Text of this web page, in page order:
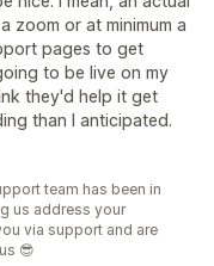
zoom or at minimum a
pages to get
to be live on my
they'd help it get
than I anticipated.
team has been in
us address your
via support and are
😎